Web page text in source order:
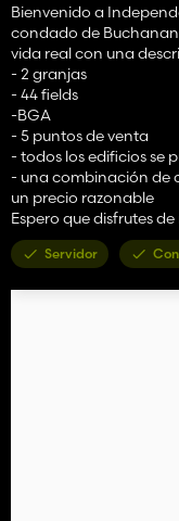
Bienvenido a
condado de
vida real con una
- 2 granjas
- 44 fields
-BGA
- 5 puntos de venta
- todos los edificios se
- una combinación de
un precio razonable
Espero que disfrutes
Servidor